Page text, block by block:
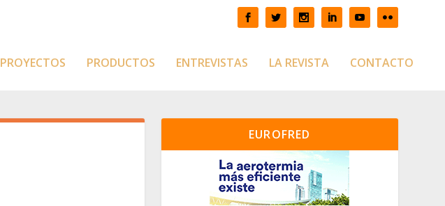
PROYECTOS PRODUCTOS ENTREVISTAS LA REVISTA CONTACTO
EUROFRED